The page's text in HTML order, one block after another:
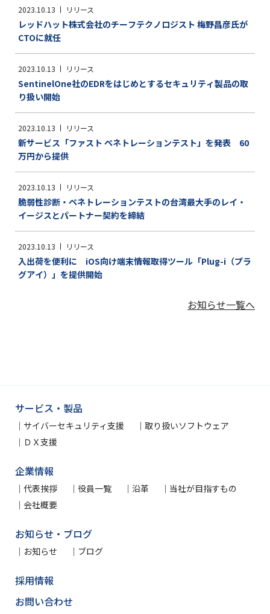
2023.10.13 リリース
レッドハット株式会社のチーフテクノロジスト 梅野昌彦氏が
CTOに就任
2023.10.13 リリース
SentinelOne社のEDRをはじめとするセキュリティ製品の取
り扱い開始
2023.10.13 リリース
新サービス「ファスト ペネトレーションテスト」を発表 60
万円から提供
2023.10.13 リリース
脆弱性診断・ペネトレーションテストの台湾最大手のレイ・
イージスとパートナー契約を締結
2023.10.13 リリース
入出荷を便利に iOS向け端末情報取得ツール「Plug-i（プラ
グアイ）」を提供開始
お知らせ一覧へ
サービス・製品
サイバーセキュリティ支援
取り扱いソフトウェア
ＤＸ支援
企業情報
代表挨拶 役員一覧 沿革
当社が目指すもの
会社概要
お知らせ・ブログ
お知らせ ブログ
採用情報
お問い合わせ